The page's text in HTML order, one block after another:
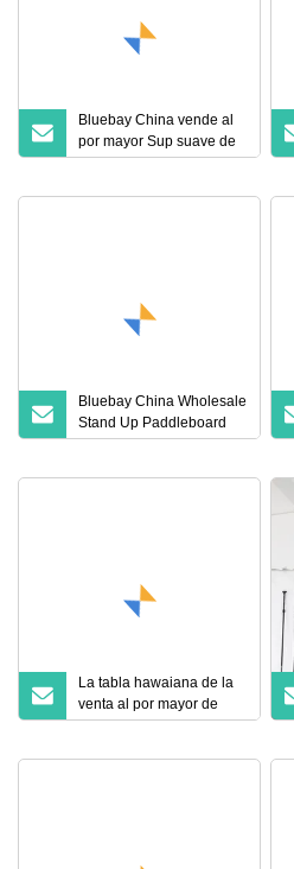
Bluebay China vende al
por mayor Sup suave de
la tabla de surf de Paddle
Bluebay China Wholesale
Stand Up Paddleboard
10FT 6 Tabla de remo con
La tabla hawaiana de la
venta al por mayor de
Bluebay China se levanta